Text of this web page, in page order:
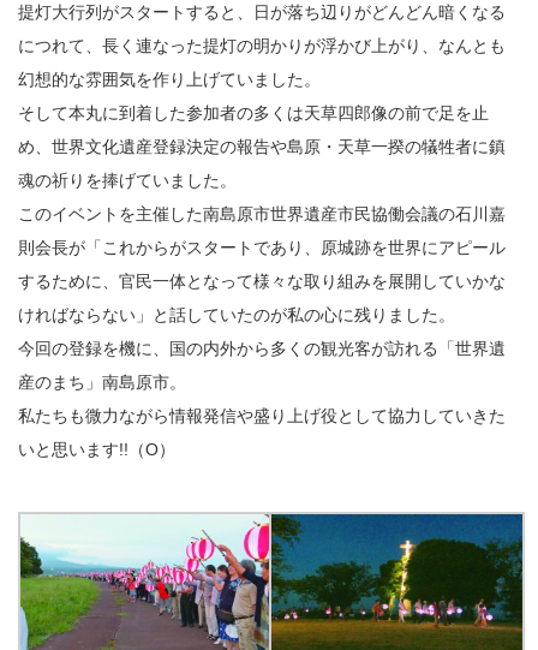
提灯大行列がスタートすると、日が落ち辺りがどんどん暗くなる
につれて、長く連なった提灯の明かりが浮かび上がり、なんとも
幻想的な雰囲気を作り上げていました。
そして本丸に到着した参加者の多くは天草四郎像の前で足を止
め、世界文化遺産登録決定の報告や島原・天草一揆の犠牲者に鎮
魂の祈りを捧げていました。
このイベントを主催した南島原市世界遺産市民協働会議の石川嘉
則会長が「これからがスタートであり、原城跡を世界にアピール
するために、官民一体となって様々な取り組みを展開していかな
ければならない」と話していたのが私の心に残りました。
今回の登録を機に、国の内外から多くの観光客が訪れる「世界遺
産のまち」南島原市。
私たちも微力ながら情報発信や盛り上げ役として協力していきた
いと思います!!（O）